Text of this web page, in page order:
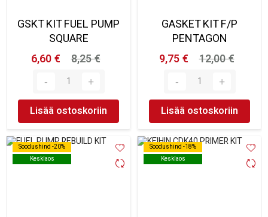
GSKT KIT FUEL PUMP
SQUARE
6,60 €
8,25 €
Lisää ostoskoriin
GASKET KIT F/P
PENTAGON
9,75 €
12,00 €
Lisää ostoskoriin
Soodushind -20%
Kesklaos
Soodushind -20%
Kesklaos
Soodushind -18%
Kesklaos
Soodushind -18%
Kesklaos